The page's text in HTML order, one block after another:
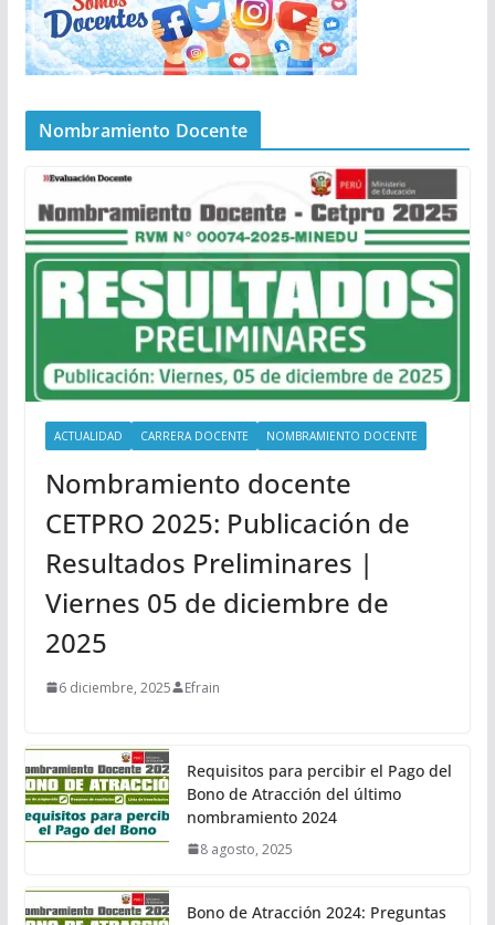
Nombramiento Docente
ACTUALIDAD CARRERA DOCENTE NOMBRAMIENTO DOCENTE
Nombramiento docente
CETPRO 2025: Publicación de
Resultados Preliminares |
Viernes 05 de diciembre de
2025
6 diciembre, 2025 Efrain
Requisitos para percibir el Pago del
Bono de Atracción del último
nombramiento 2024
8 agosto, 2025
Bono de Atracción 2024: Preguntas